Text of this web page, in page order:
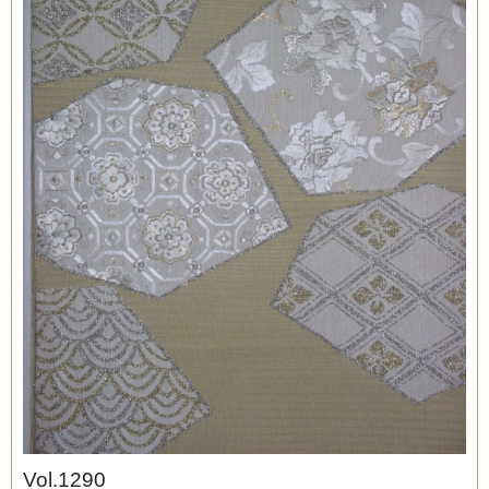
ブログ
Vol.1290